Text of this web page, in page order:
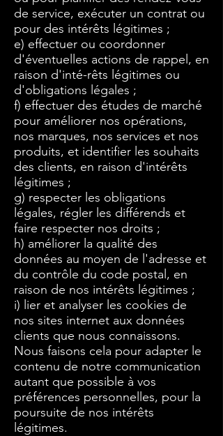
de service, exécuter un contrat ou
pour des intérêts légitimes ;
e) effectuer ou coordonner
d'éventuelles actions de rappel, en
raison d'inté-rêts légitimes ou
d'obligations légales ;
f) effectuer des études de marché
pour améliorer nos opérations,
nos marques, nos services et nos
produits, et identifier les souhaits
des clients, en raison d'intérêts
légitimes ;
g) respecter les obligations
légales, régler les différends et
faire respecter nos droits ;
h) améliorer la qualité des
données au moyen de l'adresse et
du contrôle du code postal, en
raison de nos intérêts légitimes ;
i) lier et analyser les cookies de
nos sites internet aux données
clients que nous connaissons.
Nous faisons cela pour adapter le
contenu de notre communication
autant que possible à vos
préférences personnelles, pour la
poursuite de nos intérêts
légitimes.